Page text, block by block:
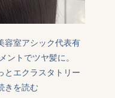
容室アシック代表有
でツヤ髪に。  
とエクラスタトリー
きを読む